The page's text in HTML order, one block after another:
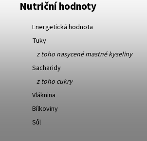
Nutriční hodnoty
Energetická hodnota
Tuky
z toho nasycené mastné kyseliny
Sacharidy
z toho cukry
Vláknina
Bílkoviny
Sůl